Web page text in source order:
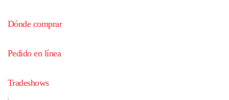
Dónde comprar
Pedido en línea
Tradeshows